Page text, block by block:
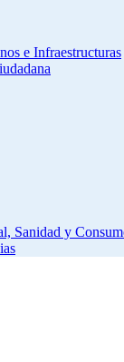
e Infraestructuras
Sanidad y